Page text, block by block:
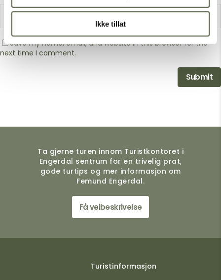
Ikke tillat
Save my name, email, and website in this browser for the
next time I comment.
Ta gjerne turen innom Turistkontoret i
Engerdal sentrum for en trivelig prat,
gode turtips og mer informasjon om
Femund Engerdal.
Få veibeskrivelse
Turistinformasjon